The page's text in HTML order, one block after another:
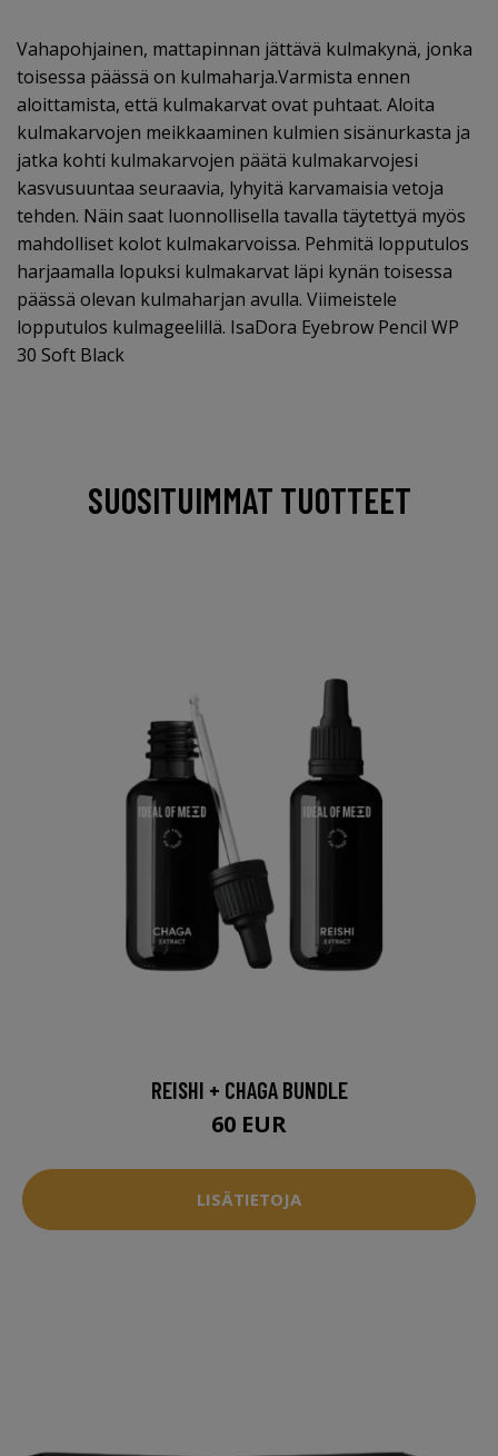
Vahapohjainen, mattapinnan jättävä kulmakynä, jonka
toisessa päässä on kulmaharja.Varmista ennen
aloittamista, että kulmakarvat ovat puhtaat. Aloita
kulmakarvojen meikkaaminen kulmien sisänurkasta ja
jatka kohti kulmakarvojen päätä kulmakarvojesi
kasvusuuntaa seuraavia, lyhyitä karvamaisia vetoja
tehden. Näin saat luonnollisella tavalla täytettyä myös
mahdolliset kolot kulmakarvoissa. Pehmitä lopputulos
harjaamalla lopuksi kulmakarvat läpi kynän toisessa
päässä olevan kulmaharjan avulla. Viimeistele
lopputulos kulmageelillä. IsaDora Eyebrow Pencil WP
30 Soft Black
SUOSITUIMMAT TUOTTEET
REISHI + CHAGA BUNDLE
60 EUR
LISÄTIETOJA